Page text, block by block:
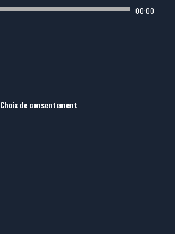
00:00
Choix de consentement